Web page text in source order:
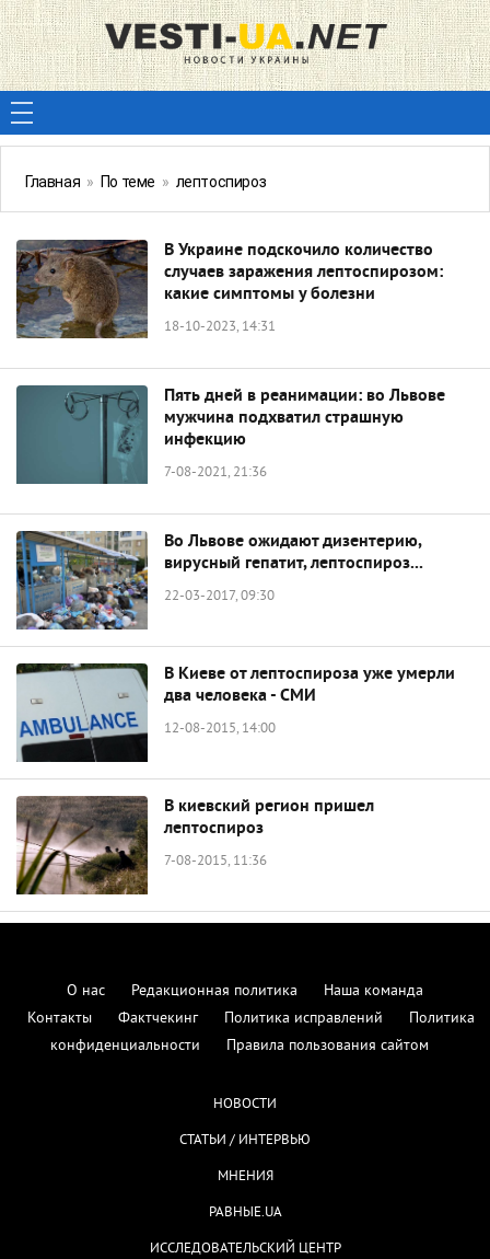
Главная » По теме » лептоспироз
В Украине подскочило количество
случаев заражения лептоспирозом:
какие симптомы у болезни
18-10-2023, 14:31
Пять дней в реанимации: во Львове
мужчина подхватил страшную
инфекцию
7-08-2021, 21:36
Во Львове ожидают дизентерию,
вирусный гепатит, лептоспироз...
22-03-2017, 09:30
В Киеве от лептоспироза уже умерли
два человека - СМИ
12-08-2015, 14:00
В киевский регион пришел
лептоспироз
7-08-2015, 11:36
О нас Редакционная политика
Наша команда
Контакты
Фактчекинг Политика исправлений
Политика
конфиденциальности
Правила пользования сайтом
НОВОСТИ
СТАТЬИ / ИНТЕРВЬЮ
МНЕНИЯ
РАВНЫЕ.UA
ИССЛЕДОВАТЕЛЬСКИЙ ЦЕНТР